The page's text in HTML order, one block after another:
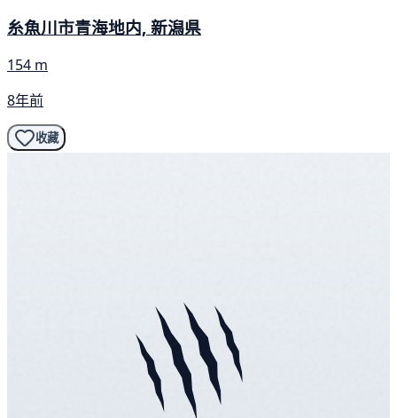
糸魚川市青海地内, 新潟県
154 m
8年前
收藏